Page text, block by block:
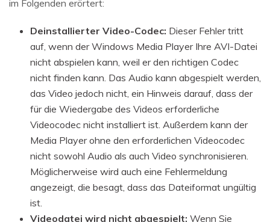
im Folgenden erörtert:
Deinstallierter Video-Codec: Dieser Fehler tritt
auf, wenn der Windows Media Player Ihre AVI-Datei
nicht abspielen kann, weil er den richtigen Codec
nicht finden kann. Das Audio kann abgespielt werden,
das Video jedoch nicht, ein Hinweis darauf, dass der
für die Wiedergabe des Videos erforderliche
Videocodec nicht installiert ist. Außerdem kann der
Media Player ohne den erforderlichen Videocodec
nicht sowohl Audio als auch Video synchronisieren.
Möglicherweise wird auch eine Fehlermeldung
angezeigt, die besagt, dass das Dateiformat ungültig
ist.
Videodatei wird nicht abgespielt: Wenn Sie